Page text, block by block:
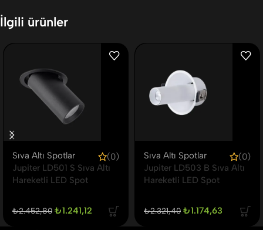
İlgili ürünler
Sıva Altı Spotlar
(0)
Jupiter LD501 S Sıva Altı
Hareketli LED Spot
₺2.452,80 ₺1.241,12
Sıva Altı Spotlar
(0)
Jupiter LD503 B Sıva Altı
Hareketli LED Spot
₺2.321,40 ₺1.174,63